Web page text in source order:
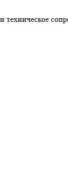
техническое